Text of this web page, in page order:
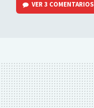
VER3 COMENTARIOS